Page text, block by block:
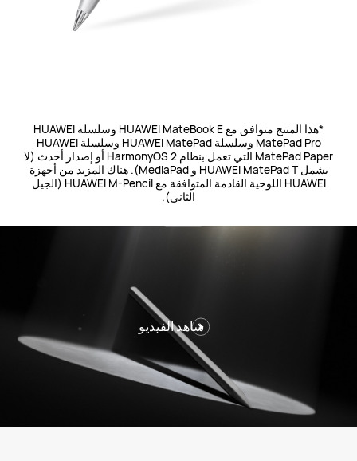
*هذا المنتج متوافق مع HUAWEI MateBook E وسلسلة HUAWEI
MatePad Pro وسلسلة HUAWEI MatePad وسلسلة HUAWEI
MatePad Paper التي تعمل بنظام HarmonyOS 2 أو إصدار أحدث (لا
يشمل HUAWEI MatePad T و MediaPad). هناك المزيد من أجهزة
HUAWEI اللوحية القادمة المتوافقة مع HUAWEI M-Pencil (الجيل
الثاني).
شاهد الفيديو